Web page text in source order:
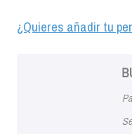
¿Quieres añadir tu